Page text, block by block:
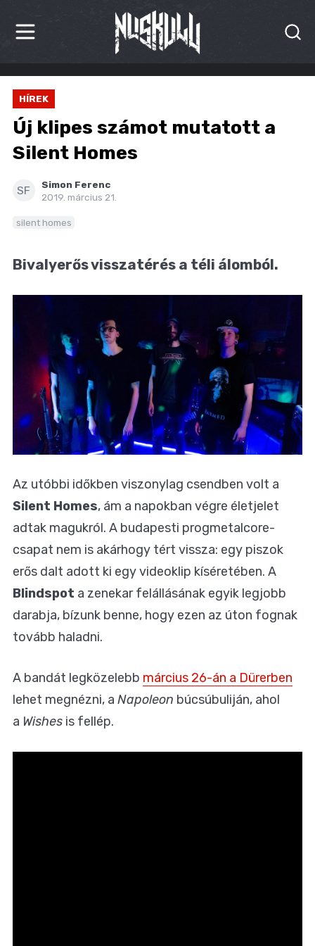
HÍREK
KRITIKÁK
BESZÁMOLÓK
MÁSVILÁG
BLOG
HÍREK
Új klipes számot mutatott a
Silent Homes
SF
Simon Ferenc
2019. március 21.
silent homes
Bivalyerős visszatérés a téli álomból.
Az utóbbi időkben viszonylag csendben volt a
Silent Homes, ám a napokban végre életjelet
adtak magukról. A budapesti progmetalcore-
csapat nem is akárhogy tért vissza: egy piszok
erős dalt adott ki egy videoklip kíséretében. A
Blindspot a zenekar felállásának egyik legjobb
darabja, bízunk benne, hogy ezen az úton fognak
tovább haladni.
A bandát legközelebb március 26-án a Dürerben
lehet megnézni, a Napoleon búcsúbuliján, ahol
a Wishes is fellép.